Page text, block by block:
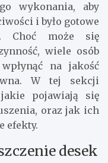
wykonania, aby
i było gotowe
Choć może się
wiele osób
na jakość
W tej sekcji
jakie pojawiają się
oraz jak ich
efekty.
desek